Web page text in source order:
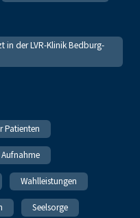
in der LVR-Klinik Bedburg-
Patienten
Aufnahme
Wahlleistungen
Seelsorge